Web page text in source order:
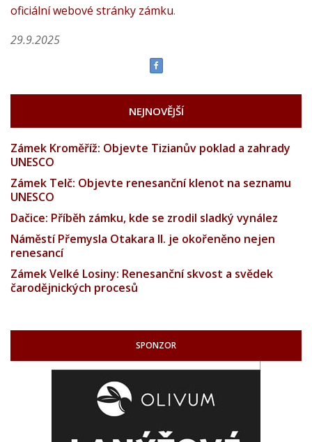
oficiální webové stránky zámku.
29.9.2025
NEJNOVĚJŠÍ
Zámek Kroměříž: Objevte Tizianův poklad a zahrady
UNESCO
Zámek Telč: Objevte renesanční klenot na seznamu
UNESCO
Dačice: Příběh zámku, kde se zrodil sladký vynález
Náměstí Přemysla Otakara II. je okořeněno nejen
renesancí
Zámek Velké Losiny: Renesanční skvost a svědek
čarodějnických procesů
SPONZOR